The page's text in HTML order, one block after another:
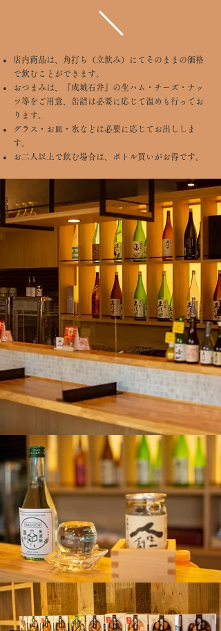
​店内商品は、角打ち（立飲み）にてそのままの価格
で飲むことができます。
おつまみは、『成城石井』の生ハム・チーズ・ナッ
ツ等をご用意、缶詰は必要に応じて温めも行ってお
ります。
グラス・お皿・氷などは必要に応じてお出ししま
す。
​お二人以上で飲む場合は、ボトル買いがお得です。